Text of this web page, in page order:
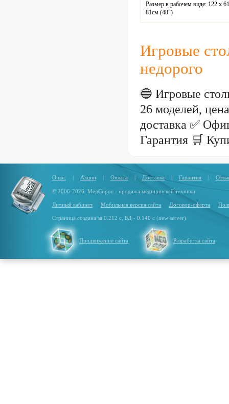
Размер в рабочем виде: 122 x
81см (48")
Игровые
недорого
🔵 Игровые
26 моделей,
доставка ✅
Гарантия 🛒
О нас | Акции | Оплата | Доставка | Гарантия |
© 2006-2026. МедСпрос - продажа медицинской техники
Личный кабинет Мобильная версия сайта Договор-оферта
Страница создана за 0.212 с, БД - 0.140 с (new server)
Продвижение сайта Разработка сайта